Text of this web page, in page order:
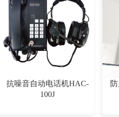
抗噪音自动电话机HAC-
100J